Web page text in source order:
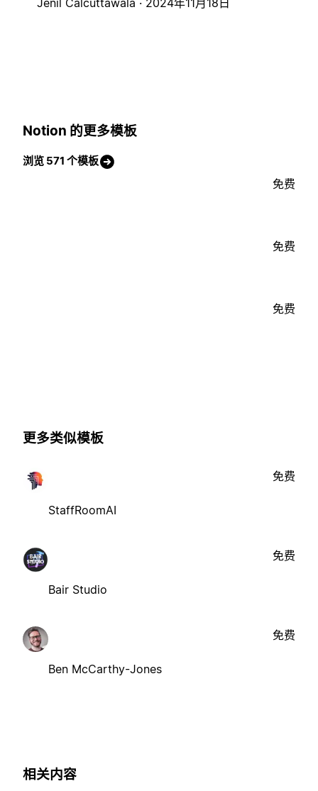
Jenil Calcuttawala · 2024年11月18日
Notion 的更多模板
浏览 571 个模板
免费
免费
免费
更多类似模板
StaffRoomAI
免费
Bair Studio
免费
Ben McCarthy-Jones
免费
相关内容